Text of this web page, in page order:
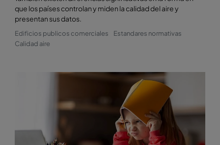
que los países controlan y miden la calidad del aire y
presentan sus datos.
Edificios publicos comerciales
Estandares normativas
Calidad aire